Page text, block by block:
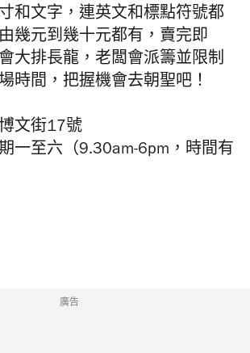
和文字，連英文和標點符號都
幾元到幾十元都有，賣完即
大排長龍，老闆會派籌並限制
時間，把握機會去朝聖吧！
文街17號
一至六（9.30am-6pm，時間有
廣告